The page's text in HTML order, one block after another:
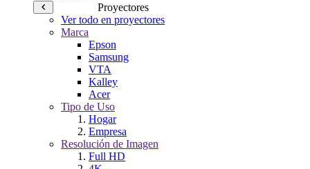
Proyectores
Ver todo en proyectores
Marca
Epson
Samsung
VTA
Kalley
Acer
Tipo de Uso
Hogar
Empresa
Resolución de Imagen
Full HD